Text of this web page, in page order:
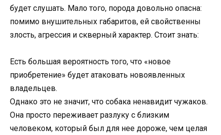
будет слушать. Мало того, порода довольно опасна:
помимо внушительных габаритов, ей свойственны
злость, агрессия и скверный характер. Стоит знать:
Есть большая вероятность того, что «новое
приобретение» будет атаковать новоявленных
владельцев.
Однако это не значит, что собака ненавидит чужаков.
Она просто переживает разлуку с близким
человеком, который был для нее дороже, чем целая